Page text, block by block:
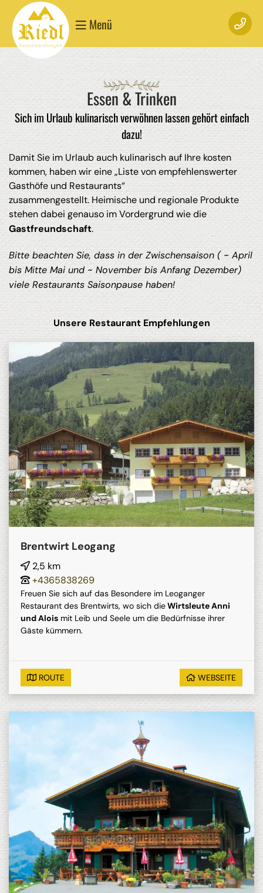
Menü
Essen & Trinken
Sich im Urlaub kulinarisch verwöhnen lassen gehört einfach
dazu!
Damit Sie im Urlaub auch kulinarisch auf Ihre kosten
kommen, haben wir eine „Liste von empfehlenswerter
Gasthöfe und Restaurants“
zusammengestellt. Heimische und regionale Produkte
stehen dabei genauso im Vordergrund wie die
Gastfreundschaft.
Bitte beachten Sie, dass in der Zwischensaison ( ~ April
bis Mitte Mai und ~ November bis Anfang Dezember)
viele Restaurants Saisonpause haben!
Unsere Restaurant Empfehlungen
Brentwirt Leogang
2,5 km
+4365838269
Freuen Sie sich auf das Besondere im Leoganger
Restaurant des Brentwirts, wo sich dieWirtsleute Anni
und Alois mit Leib und Seele um die Bedürfnisse ihrer
Gäste kümmern.
ROUTE WEBSEITE